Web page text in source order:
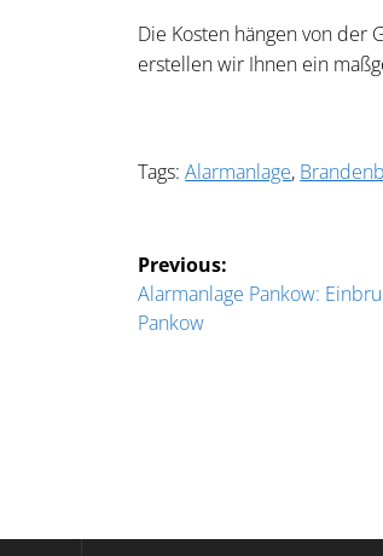
Die Kosten hängen von der
erstellen wir Ihnen ein
Tags:Alarmanlage,
Previous:
Previous
post:
Alarmanlage Pankow:
Pankow